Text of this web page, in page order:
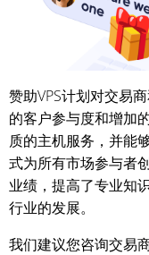
赞助VPS计划对交易
的客户参与度和增加
质的主机服务，并能
式为所有市场参与者
业绩，提高了专业知
行业的发展。
我们建议您咨询交易